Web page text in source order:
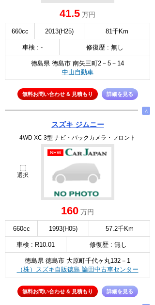
41.5 万円
660cc 2013(H25) 81千Km
車検 : - 修復歴 : 無し
徳島県 徳島市 南矢三町2－5－14
中山自動車
無料お問い合わせ & 見積もり 詳細を見る
∧
スズキ ジムニー
4WD XC 3型 ナビ・バックカメラ・フロント
選択
NEW
160 万円
660cc 1993(H05) 57.2千Km
車検 : R10.01 修復歴 : 無し
徳島県 徳島市 大原町千代ヶ丸132－1
（株）スズキ自販徳島 論田中古車センター
無料お問い合わせ & 見積もり 詳細を見る